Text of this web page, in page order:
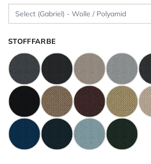
STOFFFARBE